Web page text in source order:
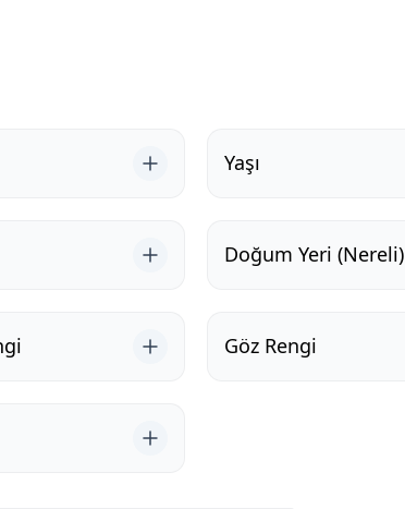
Yaşı
Doğum Yeri (Nereli)
Göz Rengi